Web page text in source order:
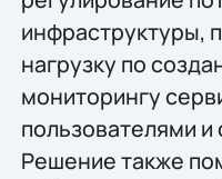
инфраструктуры,
нагрузку по
мониторингу
пользователями
Решение также